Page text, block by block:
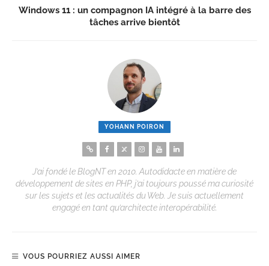
Windows 11 : un compagnon IA intégré à la barre des
tâches arrive bientôt
YOHANN POIRON
J’ai fondé le BlogNT en 2010. Autodidacte en matière de
développement de sites en PHP, j’ai toujours poussé ma curiosité
sur les sujets et les actualités du Web. Je suis actuellement
engagé en tant qu’architecte interopérabilité.
VOUS POURRIEZ AUSSI AIMER